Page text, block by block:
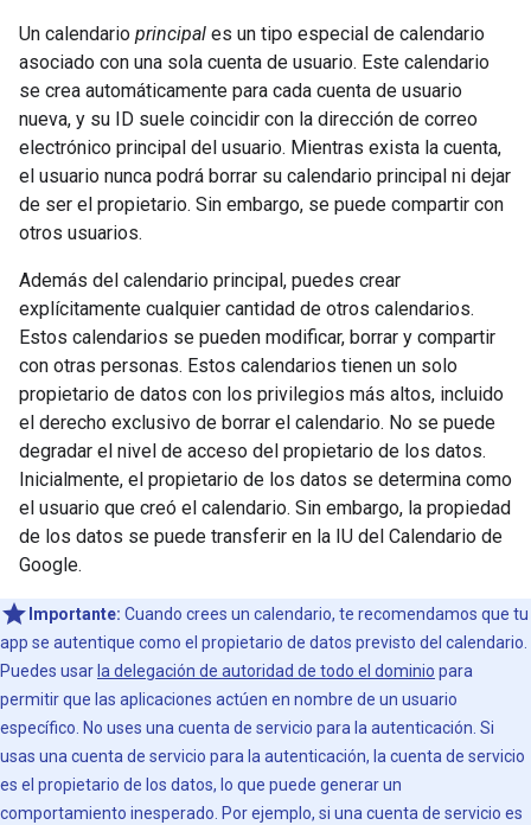
Un calendario principal es un tipo especial de calendario
asociado con una sola cuenta de usuario. Este calendario
se crea automáticamente para cada cuenta de usuario
nueva, y su ID suele coincidir con la dirección de correo
electrónico principal del usuario. Mientras exista la cuenta,
el usuario nunca podrá borrar su calendario principal ni dejar
de ser el propietario. Sin embargo, se puede compartir con
otros usuarios.
Además del calendario principal, puedes crear
explícitamente cualquier cantidad de otros calendarios.
Estos calendarios se pueden modificar, borrar y compartir
con otras personas. Estos calendarios tienen un solo
propietario de datos con los privilegios más altos, incluido
el derecho exclusivo de borrar el calendario. No se puede
degradar el nivel de acceso del propietario de los datos.
Inicialmente, el propietario de los datos se determina como
el usuario que creó el calendario. Sin embargo, la propiedad
de los datos se puede transferir en la IU del Calendario de
Google.
Importante: Cuando crees un calendario, te recomendamos que tu
app se autentique como el propietario de datos previsto del calendario.
Puedes usar la delegación de autoridad de todo el dominio para
permitir que las aplicaciones actúen en nombre de un usuario
específico. No uses una cuenta de servicio para la autenticación. Si
usas una cuenta de servicio para la autenticación, la cuenta de servicio
es el propietario de los datos, lo que puede generar un
comportamiento inesperado. Por ejemplo, si una cuenta de servicio es